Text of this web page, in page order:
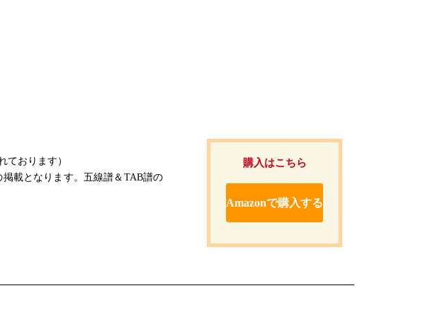
ております）
載となります。五線譜＆TAB譜の
購入はこちら
Amazonで購入する